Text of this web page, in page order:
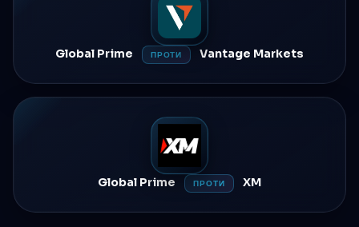
Global Prime ПРОТИ Vantage Markets
Global Prime ПРОТИ XM